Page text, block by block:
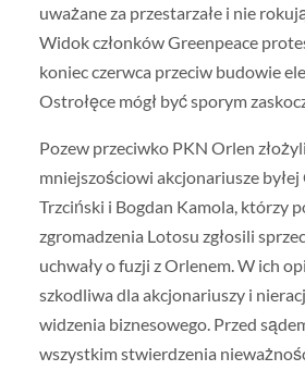
uważane za przestarzałe i nie
Widok członków Greenpeace
koniec czerwca przeciw budowie
Ostrołęce mógł być sporym
Pozew przeciwko PKN Orlen
mniejszościowi akcjonariusze
Trzciński i Bogdan Kamola, którzy
zgromadzenia Lotosu zgłosili
uchwały o fuzji z Orlenem. W ich
szkodliwa dla akcjonariuszy i
widzenia biznesowego. Przed
wszystkim stwierdzenia